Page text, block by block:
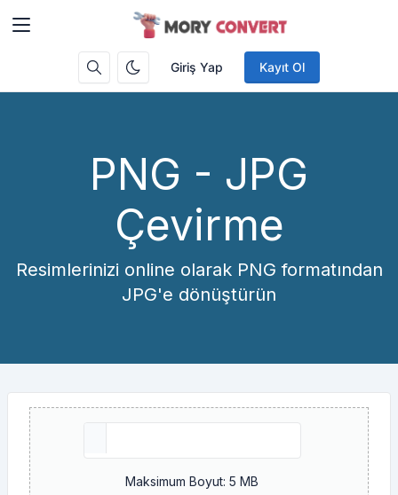
Giriş Yap Kayıt Ol
PNG - JPG
Çevirme
Resimlerinizi online olarak PNG formatından
JPG'e dönüştürün
Maksimum Boyut: 5 MB